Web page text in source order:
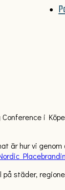
i
är hur vi
städer,